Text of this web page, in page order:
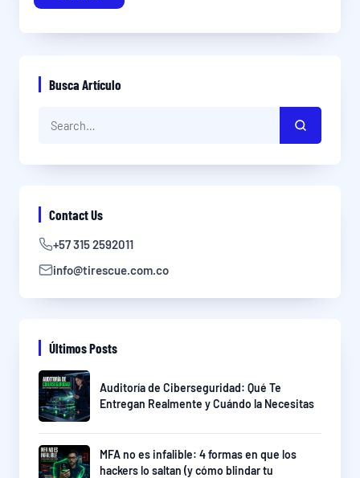
Busca Artículo
Contact Us
+57 315 2592011
info@tirescue.com.co
Últimos Posts
Auditoría de Ciberseguridad: Qué Te
Entregan Realmente y Cuándo la Necesitas
MFA no es infalible: 4 formas en que los
hackers lo saltan (y cómo blindar tu